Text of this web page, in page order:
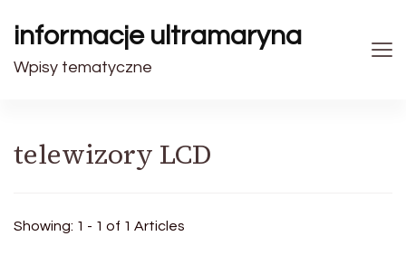
informacje ultramaryna
Wpisy tematyczne
telewizory LCD
Showing: 1 - 1 of 1 Articles